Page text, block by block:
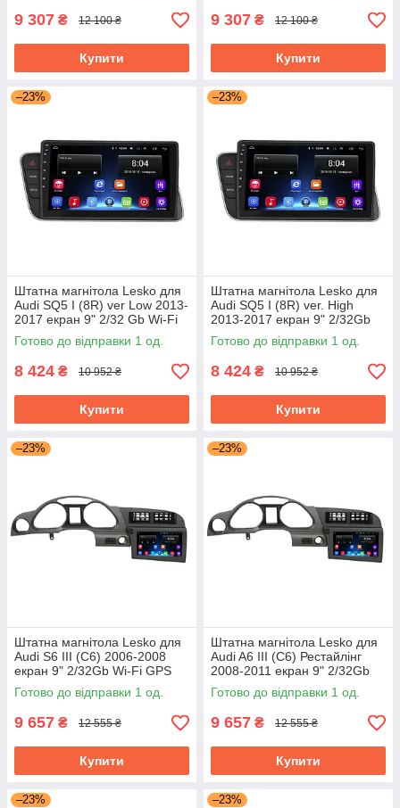
9 307 ₴ 12 100 ₴
Купити
9 307 ₴ 12 100 ₴
Купити
–23%
Штатна магнітола Lesko для
Audi SQ5 I (8R) ver Low 2013-
2017 екран 9" 2/32 Gb Wi-Fi
GPS Base
Готово до відправки 1 од.
8 424 ₴ 10 952 ₴
Купити
–23%
Штатна магнітола Lesko для
Audi SQ5 I (8R) ver. High
2013-2017 екран 9" 2/32Gb
Wi-Fi GPS Base
Готово до відправки 1 од.
8 424 ₴ 10 952 ₴
Купити
–23%
Штатна магнітола Lesko для
Audi S6 III (C6) 2006-2008
екран 9" 2/32Gb Wi-Fi GPS
Base
Готово до відправки 1 од.
9 657 ₴ 12 555 ₴
Купити
–23%
Штатна магнітола Lesko для
Audi A6 III (C6) Рестайлінг
2008-2011 екран 9" 2/32Gb
Wi-Fi GPS Base Аудіо
Готово до відправки 1 од.
9 657 ₴ 12 555 ₴
Купити
–23% –23%